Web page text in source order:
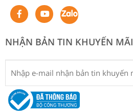
NHẬN BẢN TIN KHUYẾN MÃI